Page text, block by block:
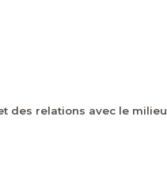
des relations avec le milieu